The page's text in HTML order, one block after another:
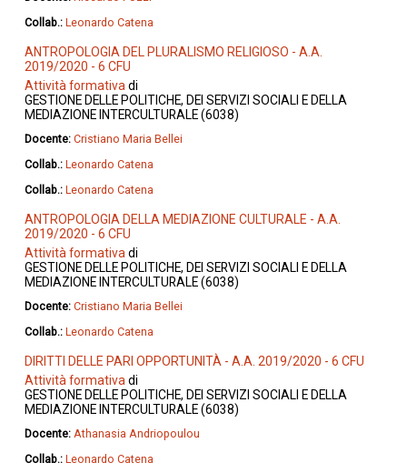
Collab.:Leonardo Catena
ANTROPOLOGIA DEL PLURALISMO RELIGIOSO - A.A.
2019/2020 - 6 CFU
Attività formativa di
GESTIONE DELLE POLITICHE, DEI SERVIZI SOCIALI E DELLA
MEDIAZIONE INTERCULTURALE (6038)
Docente:Cristiano Maria Bellei
Collab.:Leonardo Catena
Collab.:Leonardo Catena
ANTROPOLOGIA DELLA MEDIAZIONE CULTURALE - A.A.
2019/2020 - 6 CFU
Attività formativa di
GESTIONE DELLE POLITICHE, DEI SERVIZI SOCIALI E DELLA
MEDIAZIONE INTERCULTURALE (6038)
Docente:Cristiano Maria Bellei
Collab.:Leonardo Catena
DIRITTI DELLE PARI OPPORTUNITÀ - A.A. 2019/2020 - 6 CFU
Attività formativa di
GESTIONE DELLE POLITICHE, DEI SERVIZI SOCIALI E DELLA
MEDIAZIONE INTERCULTURALE (6038)
Docente: Athanasia Andriopoulou
Collab.:Leonardo Catena